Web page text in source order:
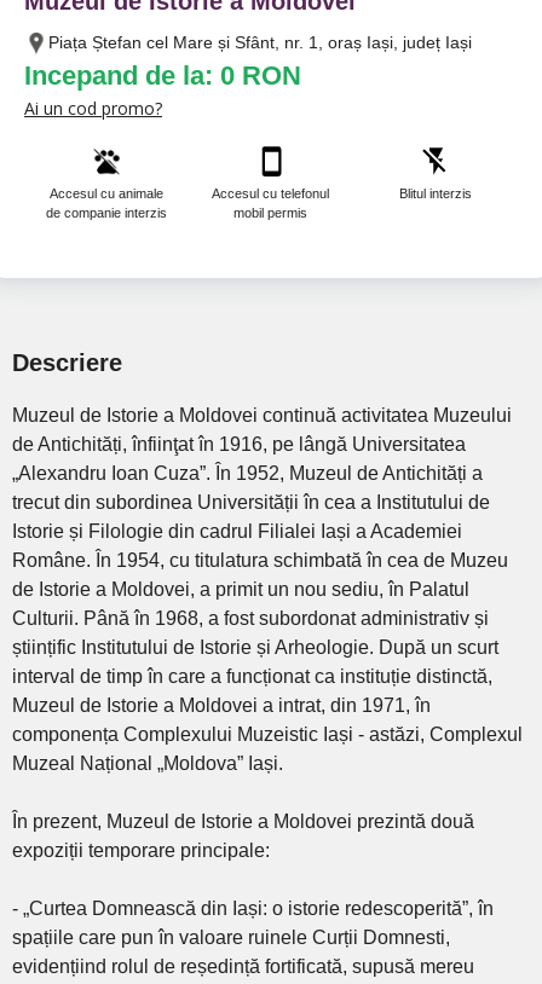
Piața Ștefan cel Mare și Sfânt, nr. 1, oraș Iași, județ Iași
Incepand de la: 0 RON
Ai un cod promo?
Accesul cu animale
de companie interzis
Accesul cu telefonul
mobil permis
Blitul interzis
Descriere
Muzeul de Istorie a Moldovei continuă activitatea Muzeului
de Antichități, înfiinţat în 1916, pe lângă Universitatea
„Alexandru Ioan Cuza”. În 1952, Muzeul de Antichități a
trecut din subordinea Universității în cea a Institutului de
Istorie și Filologie din cadrul Filialei Iași a Academiei
Române. În 1954, cu titulatura schimbată în cea de Muzeu
de Istorie a Moldovei, a primit un nou sediu, în Palatul
Culturii. Până în 1968, a fost subordonat administrativ și
științific Institutului de Istorie și Arheologie. După un scurt
interval de timp în care a funcționat ca instituție distinctă,
Muzeul de Istorie a Moldovei a intrat, din 1971, în
componența Complexului Muzeistic Iași - astăzi, Complexul
Muzeal Național „Moldova” Iași.
În prezent, Muzeul de Istorie a Moldovei prezintă două
expoziții temporare principale:
- „Curtea Domnească din Iași: o istorie redescoperită”, în
spațiile care pun în valoare ruinele Curții Domnesti,
evidențiind rolul de reședință fortificată, supusă mereu